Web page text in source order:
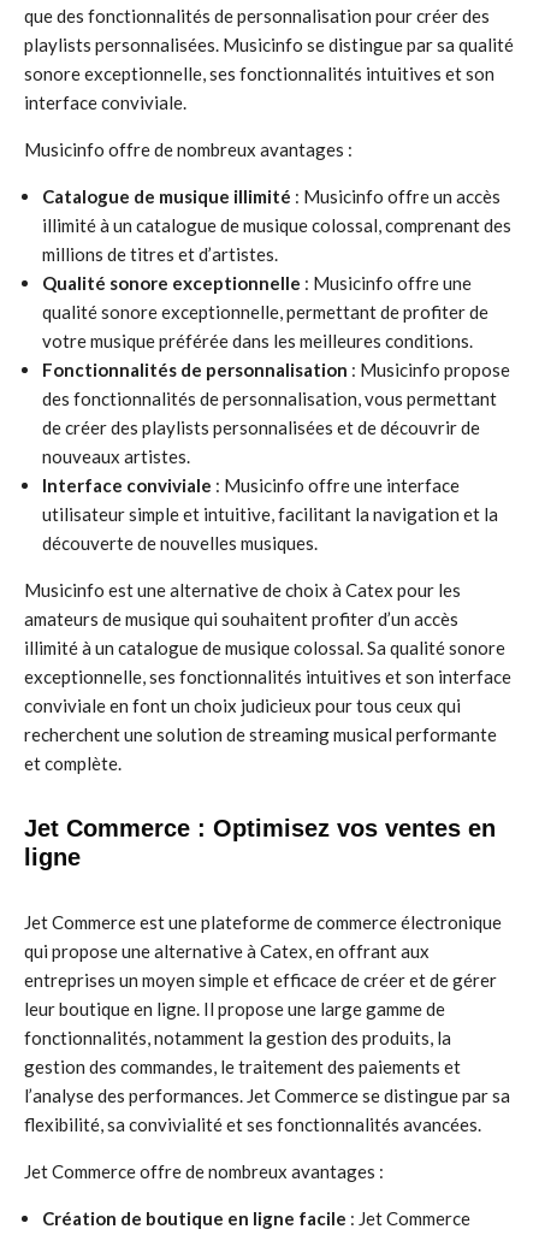
que des fonctionnalités de personnalisation pour créer des
playlists personnalisées. Musicinfo se distingue par sa qualité
sonore exceptionnelle, ses fonctionnalités intuitives et son
interface conviviale.
Musicinfo offre de nombreux avantages :
Catalogue de musique illimité : Musicinfo offre un accès
illimité à un catalogue de musique colossal, comprenant des
millions de titres et d’artistes.
Qualité sonore exceptionnelle : Musicinfo offre une
qualité sonore exceptionnelle, permettant de profiter de
votre musique préférée dans les meilleures conditions.
Fonctionnalités de personnalisation : Musicinfo propose
des fonctionnalités de personnalisation, vous permettant
de créer des playlists personnalisées et de découvrir de
nouveaux artistes.
Interface conviviale : Musicinfo offre une interface
utilisateur simple et intuitive, facilitant la navigation et la
découverte de nouvelles musiques.
Musicinfo est une alternative de choix à Catex pour les
amateurs de musique qui souhaitent profiter d’un accès
illimité à un catalogue de musique colossal. Sa qualité sonore
exceptionnelle, ses fonctionnalités intuitives et son interface
conviviale en font un choix judicieux pour tous ceux qui
recherchent une solution de streaming musical performante
et complète.
Jet Commerce : Optimisez vos ventes en
ligne
Jet Commerce est une plateforme de commerce électronique
qui propose une alternative à Catex, en offrant aux
entreprises un moyen simple et efficace de créer et de gérer
leur boutique en ligne. Il propose une large gamme de
fonctionnalités, notamment la gestion des produits, la
gestion des commandes, le traitement des paiements et
l’analyse des performances. Jet Commerce se distingue par sa
flexibilité, sa convivialité et ses fonctionnalités avancées.
Jet Commerce offre de nombreux avantages :
Création de boutique en ligne facile : Jet Commerce